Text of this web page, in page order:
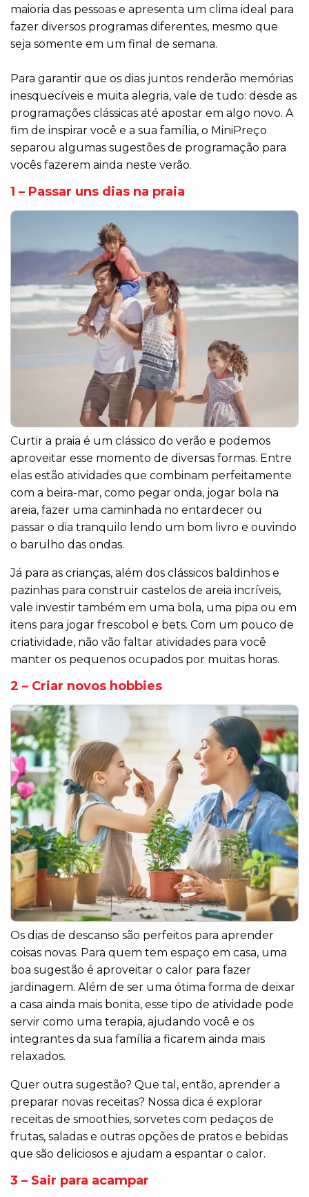
maioria das pessoas e apresenta um clima ideal para
fazer diversos programas diferentes, mesmo que
seja somente em um final de semana.
Para garantir que os dias juntos renderão memórias
inesquecíveis e muita alegria, vale de tudo: desde as
programações clássicas até apostar em algo novo. A
fim de inspirar você e a sua família, o MiniPreço
separou algumas sugestões de programação para
vocês fazerem ainda neste verão.
1 – Passar uns dias na praia
Curtir a praia é um clássico do verão e podemos
aproveitar esse momento de diversas formas. Entre
elas estão atividades que combinam perfeitamente
com a beira-mar, como pegar onda, jogar bola na
areia, fazer uma caminhada no entardecer ou
passar o dia tranquilo lendo um bom livro e ouvindo
o barulho das ondas.
Já para as crianças, além dos clássicos baldinhos e
pazinhas para construir castelos de areia incríveis,
vale investir também em uma bola, uma pipa ou em
itens para jogar frescobol e bets. Com um pouco de
criatividade, não vão faltar atividades para você
manter os pequenos ocupados por muitas horas.
2 – Criar novos hobbies
Os dias de descanso são perfeitos para aprender
coisas novas. Para quem tem espaço em casa, uma
boa sugestão é aproveitar o calor para fazer
jardinagem. Além de ser uma ótima forma de deixar
a casa ainda mais bonita, esse tipo de atividade pode
servir como uma terapia, ajudando você e os
integrantes da sua família a ficarem ainda mais
relaxados.
Quer outra sugestão? Que tal, então, aprender a
preparar novas receitas? Nossa dica é explorar
receitas de smoothies, sorvetes com pedaços de
frutas, saladas e outras opções de pratos e bebidas
que são deliciosos e ajudam a espantar o calor.
3 – Sair para acampar